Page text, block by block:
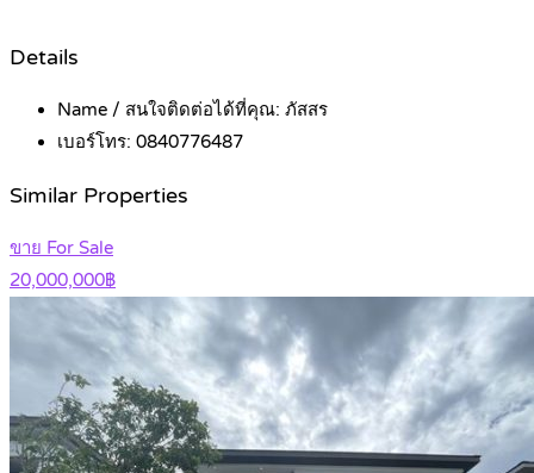
Details
Name / สนใจติดต่อได้ที่คุณ: ภัสสร
เบอร์โทร: 0840776487
Similar Properties
ขาย For Sale
20,000,000฿